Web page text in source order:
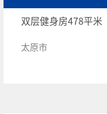
双层健身房478平米
太原市